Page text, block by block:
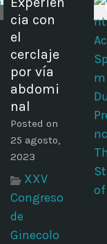
cia con
el
cerclaje
por vía
abdomi
nal
Posted on
25 agosto,
2023
XXV
Congreso
de
Ginecolo